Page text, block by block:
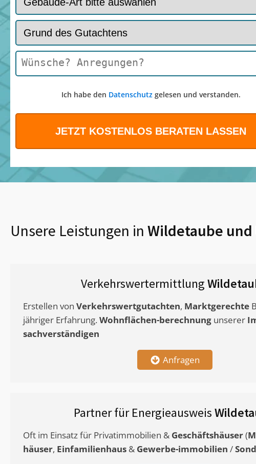
Ich habe den Datenschutzgelesen und verstanden.
Unsere Leistungen in Wildetaube
Verkehrswertermittlung
Erstellen von Verkehrswertgutachten, Marktgerechte
jähriger Erfahrung. Wohnflächen-berechnung unserer
sachverständigen
Anfragen
Partner für Energieausweis
Oft im Einsatz für Privatimmobilien & Geschäftshäuser(
häuser, Einfamilienhaus & Gewerbe-immobilien /